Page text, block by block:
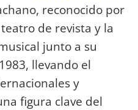
reconocido por
de revista y la
junto a su
llevando el
y
figura clave del